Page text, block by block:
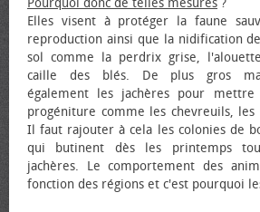
Pourquoi donc de telles mesures ?
Elles visent à protéger la faune
reproduction ainsi que la nidification
sol comme la perdrix grise,
caille des blés. De plus gros
également les jachères pour
progéniture comme les chevreuils,
Il faut rajouter à cela les colonies de
qui butinent dès les printemps
jachères. Le comportement des
fonction des régions et c'est pourquoi